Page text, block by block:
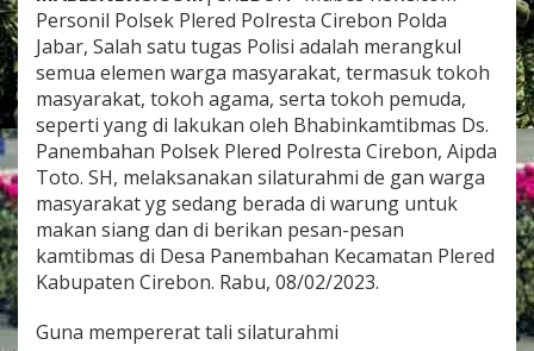
A
P
A
N
E
M
B
A
H
A
P
O
S
Personil Polsek Plered Polresta Cirebon Polda
Jabar, Salah satu tugas Polisi adalah merangkul
semua elemen warga masyarakat, termasuk tokoh
masyarakat, tokoh agama, serta tokoh pemuda,
seperti yang di lakukan oleh Bhabinkamtibmas Ds.
Panembahan Polsek Plered Polresta Cirebon, Aipda
Toto. SH, melaksanakan silaturahmi de gan warga
masyarakat yg sedang berada di warung untuk
makan siang dan di berikan pesan-pesan
kamtibmas di Desa Panembahan Kecamatan Plered
Kabupaten Cirebon. Rabu, 08/02/2023.
Guna mempererat tali silaturahmi